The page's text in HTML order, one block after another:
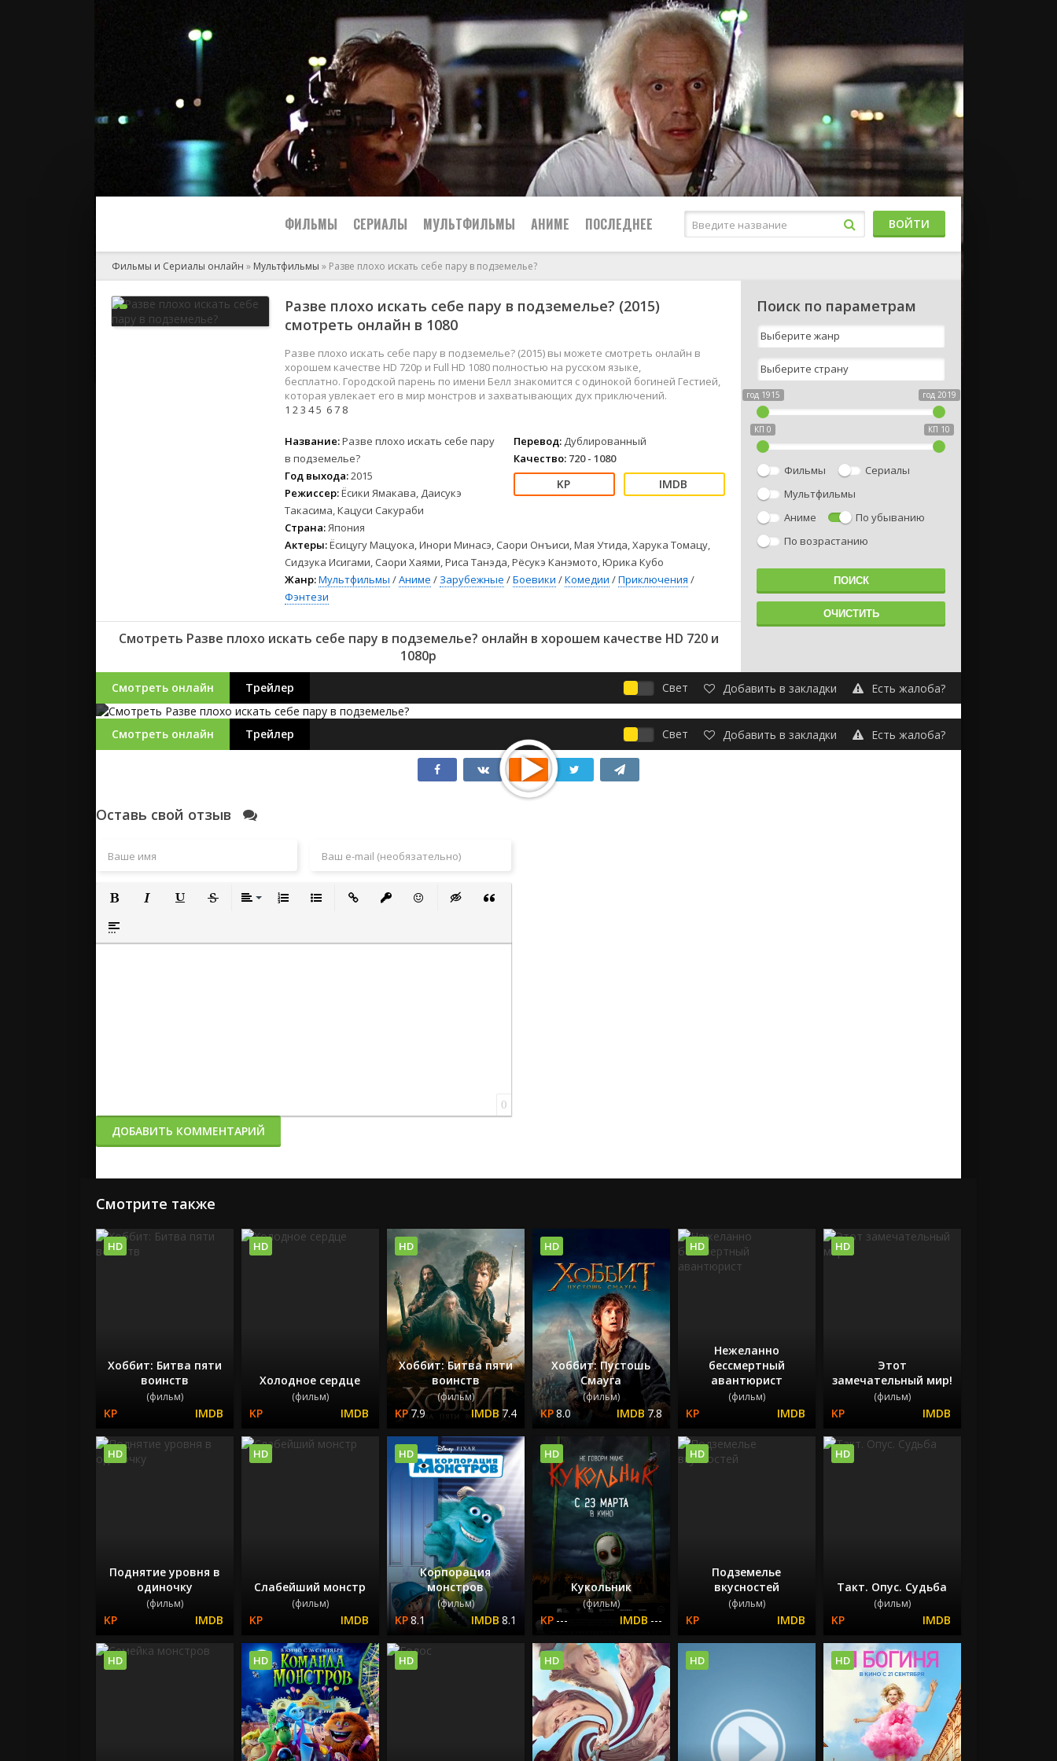
ФИЛЬМЫ
2024
2023
2022
2021
СССР
Зарубежные
Боевики
Военные
Детективы
Детские
Драмы
Мелодрамы
Семейные
Спорт
Триллеры
Фантастика
Фэнтези
СЕРИАЛЫ МУЛЬТФИЛЬМЫ АНИМЕ ПОСЛЕДНЕЕ
2023
2022
2021
СССР
Зарубежные
Фильмы из соцетей
ВОЙТИ
Фильмы и Сериалы онлайн » Мультфильмы » Разве плохо искать себе пару в подземелье?
Разве плохо искать себе пару в подземелье? (2015)
смотреть онлайн в 1080
Разве плохо искать себе пару в подземелье? (2015) вы можете смотреть онлайн в
хорошем качестве HD 720p и Full HD 1080 полностью на русском языке,
бесплатно. Городской парень по имени Белл знакомится с одинокой богиней Гестией,
которая увлекает его в мир монстров и захватывающих дух приключений.
1 23 45 67 8
Название:Разве плохо искать себе пару
в подземелье?
Год выхода:2015
Режиссер:Ёсики Ямакава, Даисукэ
Такасима, Кацуси Сакураби
Страна:Япония
Перевод: Дублированный
Качество: 720 - 1080
Актеры:Ёсицугу Мацуока, Инори Минасэ, Саори Онъиси, Мая Утида, Харука Томацу,
Сидзука Исигами, Саори Хаями, Риса Танэда, Рёсукэ Канэмото, Юрика Кубо
Жанр:Мультфильмы /Аниме / Зарубежные /Боевики /Комедии /Приключения /
Фэнтези
Смотреть Разве плохо искать себе пару в подземелье? онлайн в хорошем качестве HD 720 и
1080p
Поиск по параметрам
год 1915 год 2019
КП 0 КП 10
Фильмы
Сериалы
Мультфильмы
Аниме
По убыванию
По возрастанию
Смотреть онлайн Трейлер Свет Добавить в закладки Есть жалоба?
Смотреть онлайн Трейлер Свет Добавить в закладки Есть жалоба?
Оставь свой отзыв
Полужирный
Вставка спойлера
0
ДОБАВИТЬ КОММЕНТАРИЙ
Смотрите также
Хоббит: Битва пяти
воинств
(фильм)
HD
Холодное сердце
(фильм)
HD
Хоббит: Битва пяти
воинств
(фильм)
7.9 7.4
HD
Хоббит: Пустошь
Смауга
(фильм)
8.0 7.8
HD
Нежеланно
бессмертный
авантюрист
(фильм)
HD
Этот
замечательный мир!
(фильм)
HD
Поднятие уровня в
одиночку
(фильм)
HD
Слабейший монстр
(фильм)
HD
Корпорация
монстров
(фильм)
8.1 8.1
HD
Кукольник
(фильм)
--- ---
HD
Подземелье
вкусностей
(фильм)
HD
Такт. Опус. Судьба
(фильм)
HD
HD HD HD HD HD HD